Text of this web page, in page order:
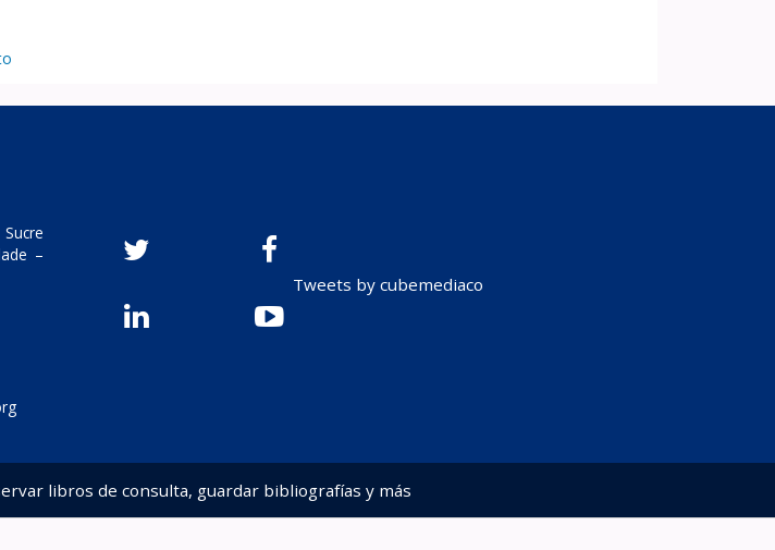
–
Tweets by cubemediaco
libros de consulta, guardar bibliografías y más